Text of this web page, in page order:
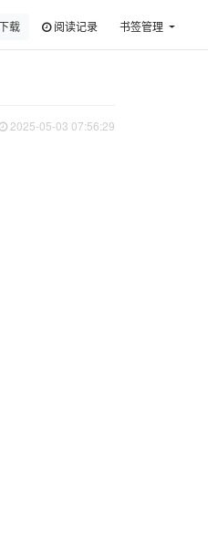
载 阅读记录 书签管理
2025-05-03 07:56:29